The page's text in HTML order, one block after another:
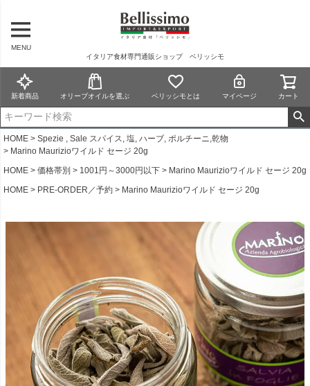
MENU
イタリア食材専門通販ショップ ベリッシモ
新着商品 オリーブオイルを選ぶ ベリッシモとは マイページ カート
HOME
Spezie , Sale スパイス, 塩, ハーブ, ポルチーニ,乾物
Marino Maurizioワイルド セージ 20g
HOME
価格帯別 1001円～3000円以下
Marino Maurizioワイルド セージ 20g
HOME
PRE-ORDER／予約 Marino Maurizioワイルド セージ 20g